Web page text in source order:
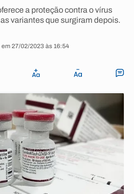
a proteção contra o vírus
variantes que surgiram depois.
em 27/02/2023 às 16:54